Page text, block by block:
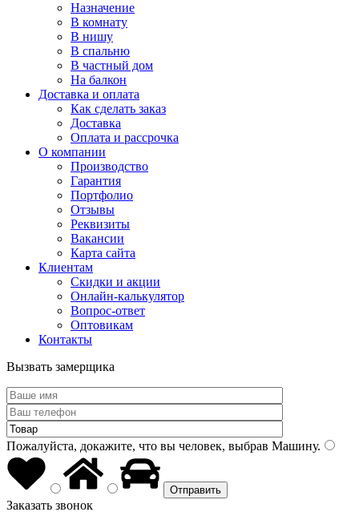
Назначение
В комнату
В нишу
В спальню
В частный дом
На балкон
Доставка и оплата
Как сделать заказ
Доставка
Оплата и рассрочка
О компании
Производство
Гарантия
Портфолио
Отзывы
Реквизиты
Вакансии
Карта сайта
Клиентам
Скидки и акции
Онлайн-калькулятор
Вопрос-ответ
Оптовикам
Контакты
Вызвать замерщика
Пожалуйста, докажите, что вы человек, выбрав Машину.
Заказать звонок